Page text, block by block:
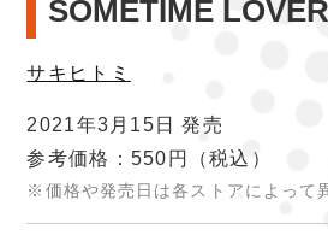
SOMETIME
サキヒトミ
2021年3月15日 発売
参考価格：550円
（税込）
※価格や発売日は各ストアによって